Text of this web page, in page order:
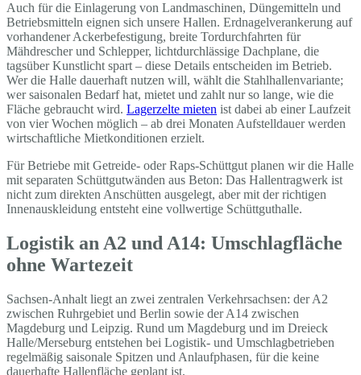
Auch für die Einlagerung von Landmaschinen, Düngemitteln und
Betriebsmitteln eignen sich unsere Hallen. Erdnagelverankerung auf
vorhandener Ackerbefestigung, breite Tordurchfahrten für
Mähdrescher und Schlepper, lichtdurchlässige Dachplane, die
tagsüber Kunstlicht spart – diese Details entscheiden im Betrieb.
Wer die Halle dauerhaft nutzen will, wählt die Stahlhallenvariante;
wer saisonalen Bedarf hat, mietet und zahlt nur so lange, wie die
Fläche gebraucht wird. Lagerzelte mieten ist dabei ab einer Laufzeit
von vier Wochen möglich – ab drei Monaten Aufstelldauer werden
wirtschaftliche Mietkonditionen erzielt.
Für Betriebe mit Getreide- oder Raps-Schüttgut planen wir die Halle
mit separaten Schüttgutwänden aus Beton: Das Hallentragwerk ist
nicht zum direkten Anschütten ausgelegt, aber mit der richtigen
Innenauskleidung entsteht eine vollwertige Schüttguthalle.
Logistik an A2 und A14: Umschlagfläche
ohne Wartezeit
Sachsen-Anhalt liegt an zwei zentralen Verkehrsachsen: der A2
zwischen Ruhrgebiet und Berlin sowie der A14 zwischen
Magdeburg und Leipzig. Rund um Magdeburg und im Dreieck
Halle/Merseburg entstehen bei Logistik- und Umschlagbetrieben
regelmäßig saisonale Spitzen und Anlaufphasen, für die keine
dauerhafte Hallenfläche geplant ist.